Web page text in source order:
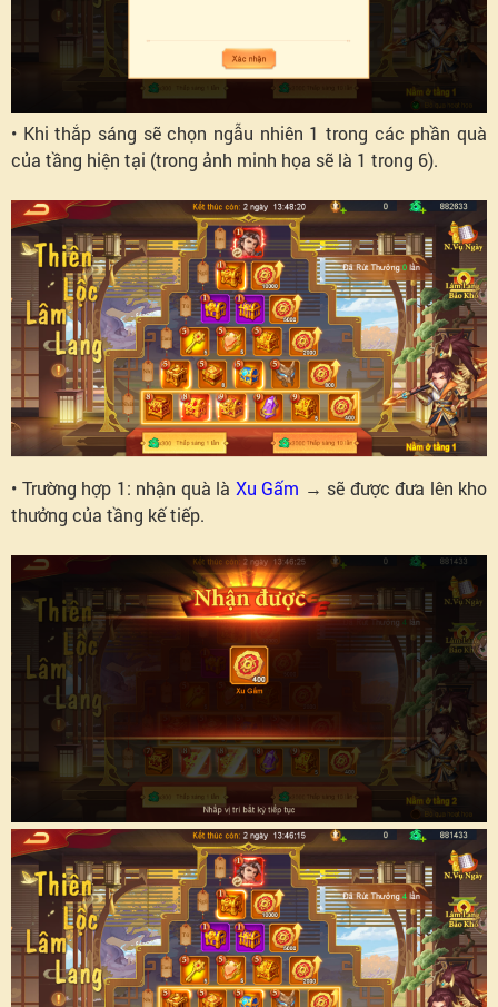
• Khi thắp sáng sẽ chọn ngẫu nhiên 1 trong các phần quà
của tầng hiện tại (trong ảnh minh họa sẽ là 1 trong 6).
• Trường hợp 1: nhận quà là Xu Gấm → sẽ được đưa lên kho
thưởng của tầng kế tiếp.